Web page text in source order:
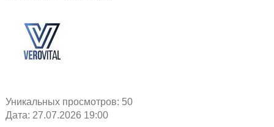
Уникальных просмотров: 50
Дата: 27.07.2026 19:00